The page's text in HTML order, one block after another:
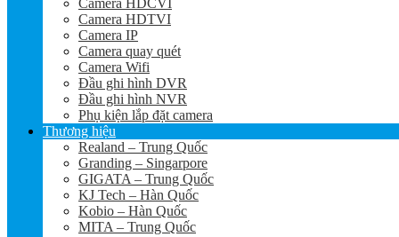
Camera HDCVI
Camera HDTVI
Camera IP
Camera quay quét
Camera Wifi
Đầu ghi hình DVR
Đầu ghi hình NVR
Phụ kiện lắp đặt camera
Thương hiệu
Realand – Trung Quốc
Granding – Singarpore
GIGATA – Trung Quốc
KJ Tech – Hàn Quốc
Kobio – Hàn Quốc
MITA – Trung Quốc